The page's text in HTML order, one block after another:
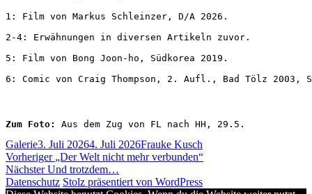
1: Film von Markus Schleinzer, D/A 2026.
2-4: Erwähnungen in diversen Artikeln zuvor.
5: Film von Bong Joon-ho, Südkorea 2019.
6: Comic von Craig Thompson, 2. Aufl., Bad Tölz 2003,
Zum Foto: Aus dem Zug von FL nach HH, 29.5.
Format
GalerieVeröffentlicht
am
3. Juli 20264. Juli 2026Autor
Frauke Kusch
Beitragsnavigation
Vorheriger
Vorheriger
Beitrag:
„Der Welt nicht mehr verbunden“
Nächster Nächster
Beitrag:
Und trotzdem…
Datenschutz Stolz präsentiert von WordPress